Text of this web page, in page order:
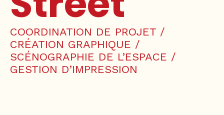
COORDINATION DE PROJET /
CRÉATION GRAPHIQUE /
SCÉNOGRAPHIE DE L’ESPACE /
GESTION D’IMPRESSION